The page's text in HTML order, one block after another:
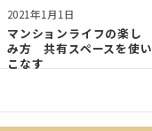
2021年1月1日
マンションライフの楽し
み方 共有スペースを使い
こなす